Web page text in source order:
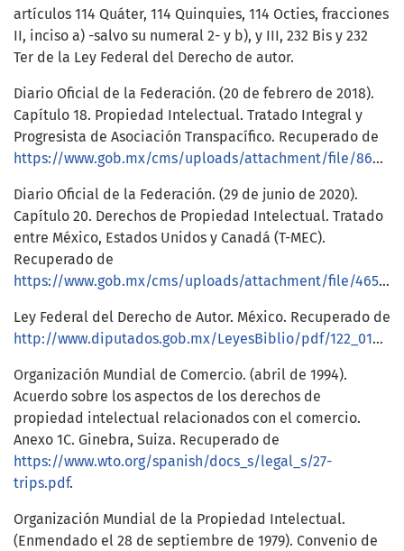
artículos 114 Quáter, 114 Quinquies, 114 Octies, fracciones
II, inciso a) -salvo su numeral 2- y b), y III, 232 Bis y 232
Ter de la Ley Federal del Derecho de autor.
Diario Oficial de la Federación. (20 de febrero de 2018).
Capítulo 18. Propiedad Intelectual. Tratado Integral y
Progresista de Asociación Transpacífico. Recuperado de
https://www.gob.mx/cms/uploads/attachment/file/86486/18._Propiedad_Intelectual.pdf
Diario Oficial de la Federación. (29 de junio de 2020).
Capítulo 20. Derechos de Propiedad Intelectual. Tratado
entre México, Estados Unidos y Canadá (T-MEC).
Recuperado de
https://www.gob.mx/cms/uploads/attachment/file/465802/20ESPDerechosdeProESPDerechosdeProp.pdf
Ley Federal del Derecho de Autor. México. Recuperado de
http://www.diputados.gob.mx/LeyesBiblio/pdf/122_010720.pdf
Organización Mundial de Comercio. (abril de 1994).
Acuerdo sobre los aspectos de los derechos de
propiedad intelectual relacionados con el comercio.
Anexo 1C. Ginebra, Suiza. Recuperado de
https://www.wto.org/spanish/docs_s/legal_s/27-
trips.pdf.
Organización Mundial de la Propiedad Intelectual.
(Enmendado el 28 de septiembre de 1979). Convenio de